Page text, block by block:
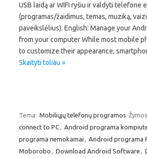
USB laidą ar WIFI ryšiu ir valdyti telefone
(programas/žaidimus, temas, muziką,
paveikslėlius). English: Manage your
from your computer While most mobile
to customize their appearance,
Skaityti toliau »
Tema: Mobiliųjų telefonų programos
connect to PC
Android programa
programa nemokamai
Android programa
Moborobo
Download Android Software